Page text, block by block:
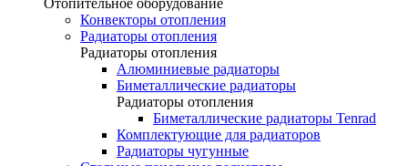
Отопительное оборудование
Конвекторы отопления
Радиаторы отопления
Радиаторы отопления
Алюминиевые радиаторы
Биметаллические радиаторы
Радиаторы отопления
Биметаллические радиаторы Tenrad
Комплектующие для радиаторов
Радиаторы чугунные